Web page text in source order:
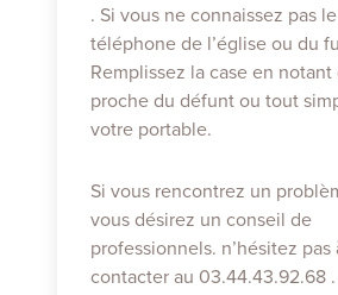
. Si vous ne connaissez pas
téléphone de l’église ou du
Remplissez la case en notant
proche du défunt ou tout
votre portable.
Si vous rencontrez un
vous désirez un conseil de
professionnels. n’hésitez pas
contacter au 03.44.43.92.68 .